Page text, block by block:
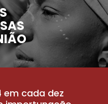
em cada dez